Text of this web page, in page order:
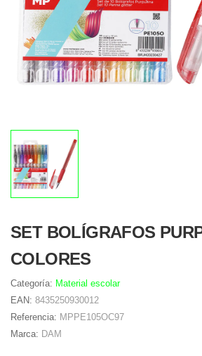
SET BOLÍGRAFOS
COLORES
Categoría: Material escolar
EAN: 8435250930012
Referencia: MPPE105OC97
Marca: DAM